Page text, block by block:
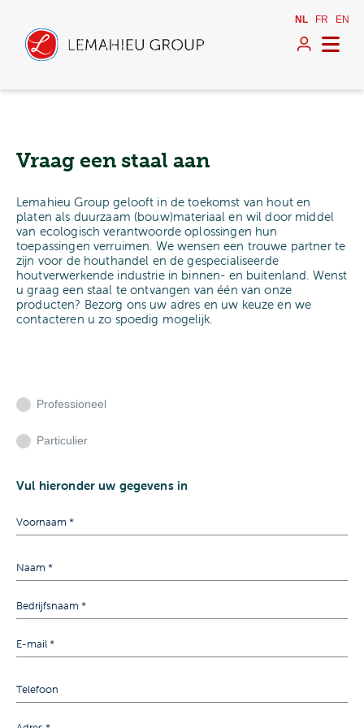
NL FR EN
Vraag een staal aan
Lemahieu Group gelooft in de toekomst van hout en
platen als duurzaam (bouw)materiaal en wil door middel
van ecologisch verantwoorde oplossingen hun
toepassingen verruimen. We wensen een trouwe partner te
zijn voor de houthandel en de gespecialiseerde
houtverwerkende industrie in binnen- en buitenland. Wenst
u graag een staal te ontvangen van één van onze
producten? Bezorg ons uw adres en uw keuze en we
contacteren u zo spoedig mogelijk.
Professioneel
Particulier
Vul hieronder uw gegevens in